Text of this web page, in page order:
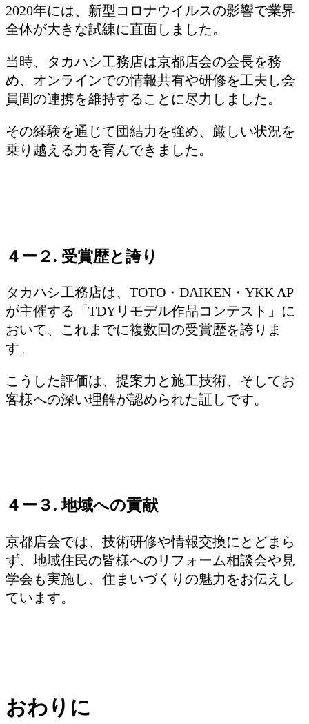
2020年には、新型コロナウイルスの影響で業界
全体が大きな試練に直面しました。
当時、タカハシ工務店は京都店会の会長を務
め、オンラインでの情報共有や研修を工夫し会
員間の連携を維持することに尽力しました。
その経験を通じて団結力を強め、厳しい状況を
乗り越える力を育んできました。
４ー２. 受賞歴と誇り
タカハシ工務店は、TOTO・DAIKEN・YKK AP
が主催する「TDYリモデル作品コンテスト」に
おいて、これまでに複数回の受賞歴を誇りま
す。
こうした評価は、提案力と施工技術、そしてお
客様への深い理解が認められた証しです。
４ー３. 地域への貢献
京都店会では、技術研修や情報交換にとどまら
ず、地域住民の皆様へのリフォーム相談会や見
学会も実施し、住まいづくりの魅力をお伝えし
ています。
おわりに